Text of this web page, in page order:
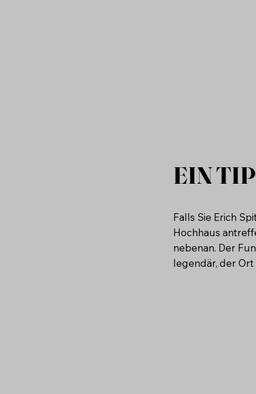
EIN
Falls Sie Erich
Hochhaus
nebenan. Der
legendär, der Ort